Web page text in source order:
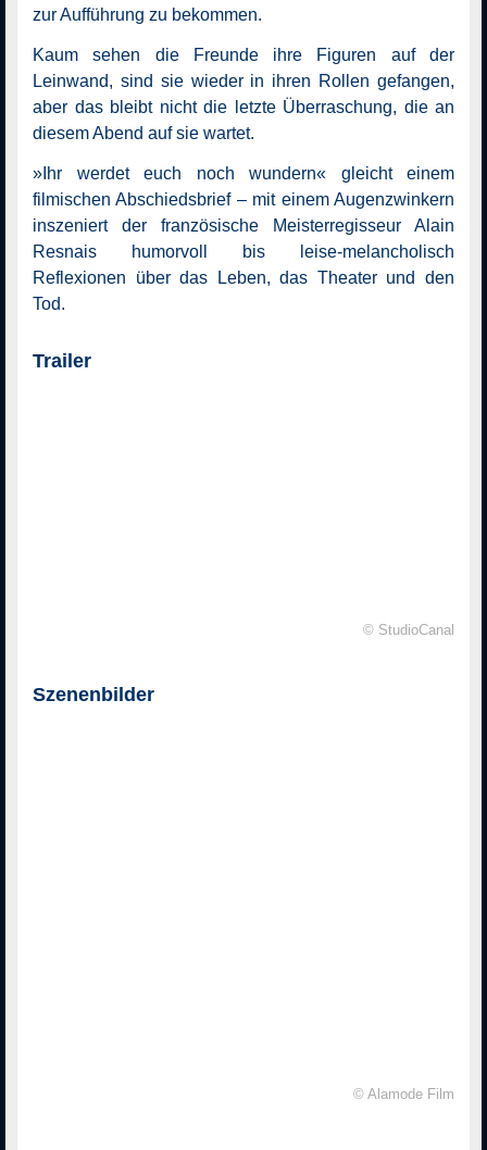
zur Aufführung zu bekommen.
Kaum sehen die Freunde ihre Figuren auf der
Leinwand, sind sie wieder in ihren Rollen gefangen,
aber das bleibt nicht die letzte Überraschung, die an
diesem Abend auf sie wartet.
»Ihr werdet euch noch wundern« gleicht einem
filmischen Abschiedsbrief – mit einem Augenzwinkern
inszeniert der französische Meisterregisseur Alain
Resnais humorvoll bis leise-melancholisch
Reflexionen über das Leben, das Theater und den
Tod.
Trailer
© StudioCanal
Szenenbilder
© Alamode Film